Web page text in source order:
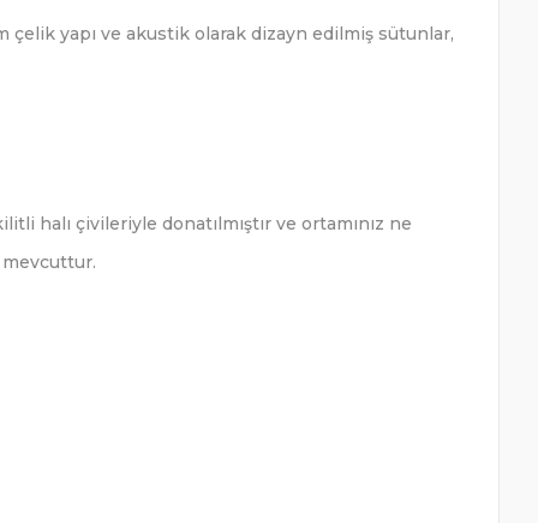
çelik yapı ve akustik olarak dizayn edilmiş sütunlar,
halı çivileriyle donatılmıştır ve ortamınız ne